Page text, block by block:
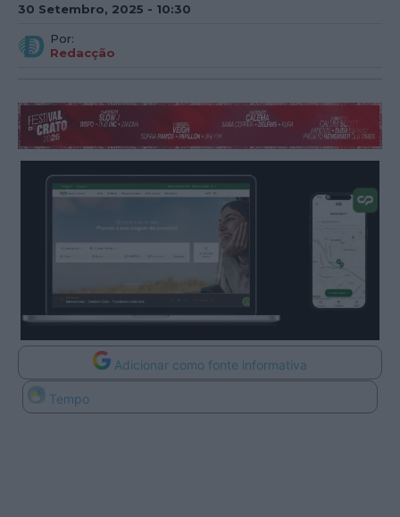
30 Setembro, 2025 - 10:30
Por:
Redacção
Adicionar como fonte informativa
Tempo